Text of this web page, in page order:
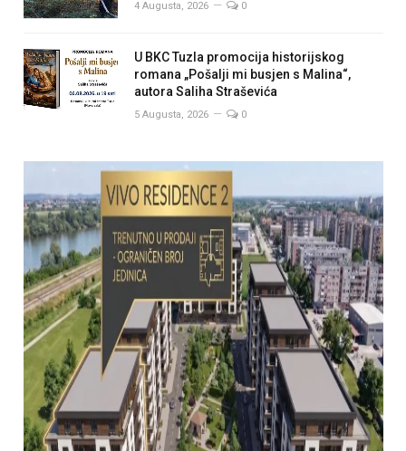
4 Augusta, 2026 0
U BKC Tuzla promocija historijskog
romana „Pošalji mi busjen s Malina“,
autora Saliha Straševića
5 Augusta, 2026 0